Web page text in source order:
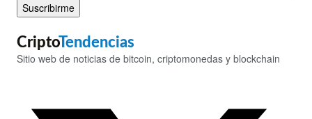
Suscribirme
CriptoTendencias
Sitio web de noticias de bitcoin, criptomonedas y blockchain